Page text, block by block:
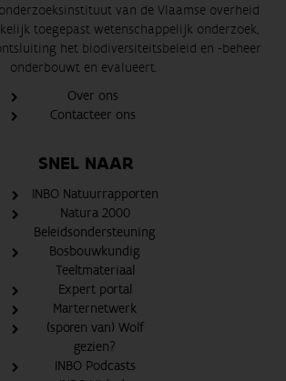
van de Vlaamse overheid
toegepast wetenschappelijk onderzoek,
het biodiversiteitsbeleid en -beheer
onderbouwt en evalueert.
Over ons
Contacteer ons
SNEL NAAR
INBO Natuurrapporten
Natura 2000
Beleidsondersteuning
Bosbouwkundig
Teeltmateriaal
Expert portal
Marternetwerk
(sporen van) Wolf
gezien?
INBO Podcasts